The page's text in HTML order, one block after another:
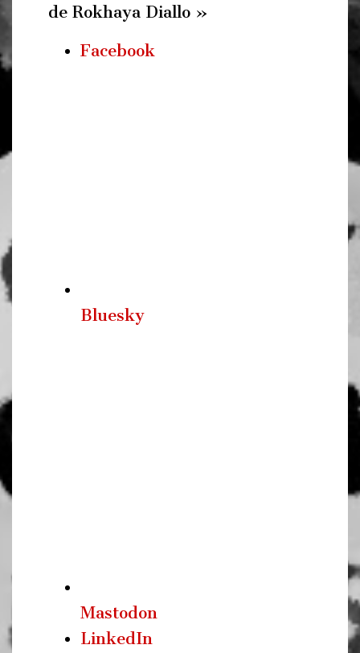
de Rokhaya Diallo »
Facebook
Bluesky
Mastodon
LinkedIn